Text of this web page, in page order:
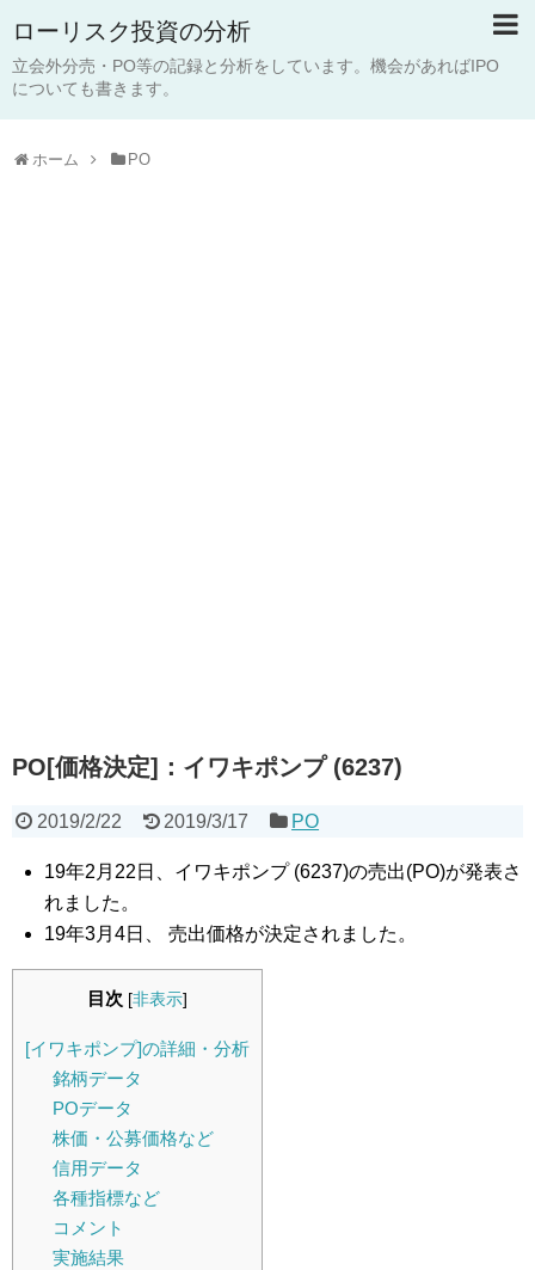
ローリスク投資の分析
立会外分売・PO等の記録と分析をしています。機会があればIPO
についても書きます。
ホーム PO
PO[価格決定]：イワキポンプ (6237)
2019/2/22 2019/3/17 PO
19年2月22日、イワキポンプ (6237)の売出(PO)が発表さ
れました。
19年3月4日、 売出価格が決定されました。
目次 [非表示]
[イワキポンプ]の詳細・分析
銘柄データ
POデータ
株価・公募価格など
信用データ
各種指標など
コメント
実施結果